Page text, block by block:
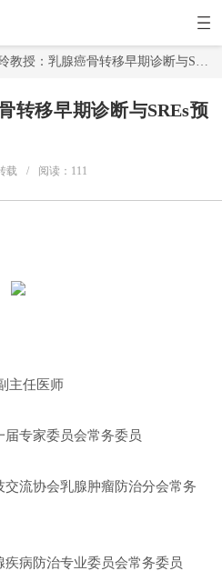
授：乳腺癌骨转移早期诊断与SREs预防策略
转移早期诊断与SREs预
载 / 阅读： 111
主任医师
专家委员会常务委员
流协会乳腺肿瘤防治分会常务
病防治专业委员会常务委员